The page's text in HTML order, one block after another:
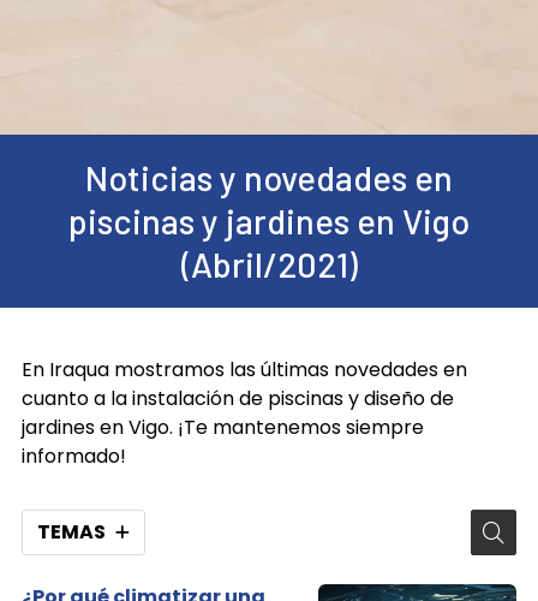
Noticias y novedades en
piscinas y jardines en Vigo
(Abril/2021)
En Iraqua mostramos las últimas novedades en
cuanto a la instalación de piscinas y diseño de
jardines en Vigo. ¡Te mantenemos siempre
informado!
TEMAS